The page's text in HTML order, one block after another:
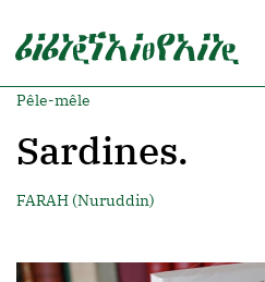
Pêle-mêle
Sardines.
FARAH (Nuruddin)